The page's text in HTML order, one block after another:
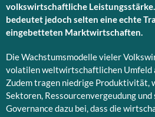
volkswirtschaftliche Leistungsstärke.
bedeutet jedoch selten eine echte
eingebetteten Marktwirtschaften.
Die Wachstumsmodelle vieler
volatilen weltwirtschaftlichen Umfeld
Zudem tragen niedrige Produktivität,
Sektoren, Ressourcenvergeudung
Governance dazu bei, dass die